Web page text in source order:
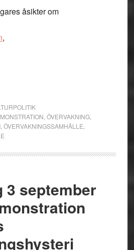
åsikter om
,
ÖVERVAKNING,
, ÖVERVAKNINGSSAMHÄLLE
3 september